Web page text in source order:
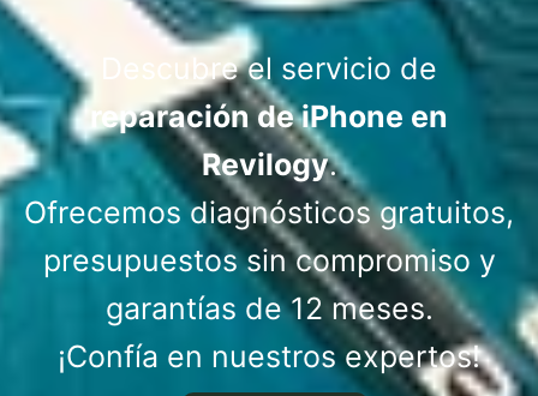
Descubre el servicio de
reparación de iPhone en
Revilogy.
Ofrecemos diagnósticos gratuitos,
presupuestos sin compromiso y
garantías de 12 meses.
¡Confía en nuestros expertos!